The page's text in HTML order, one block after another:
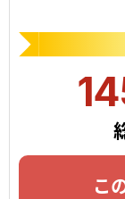
こ